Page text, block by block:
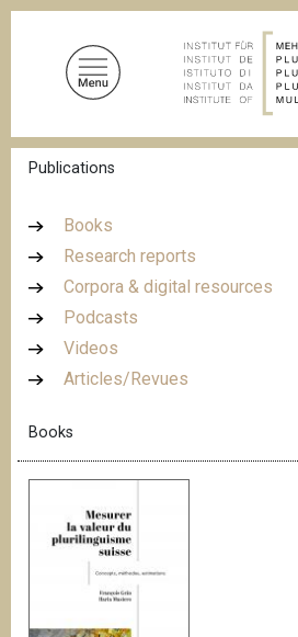
B
r
m
Publications
Books
Research reports
Corpora & digital resources
Podcasts
Videos
Articles/Revues
Books